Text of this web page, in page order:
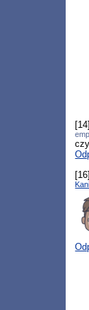
[14]
[16]